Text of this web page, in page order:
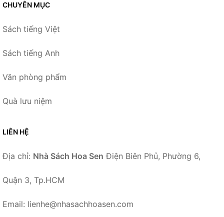
CHUYÊN MỤC
Sách tiếng Việt
Sách tiếng Anh
Văn phòng phẩm
Quà lưu niệm
LIÊN HỆ
Địa chỉ: Nhà Sách Hoa Sen Điện Biên Phủ, Phường 6,
Quận 3, Tp.HCM
Email: lienhe@nhasachhoasen.com